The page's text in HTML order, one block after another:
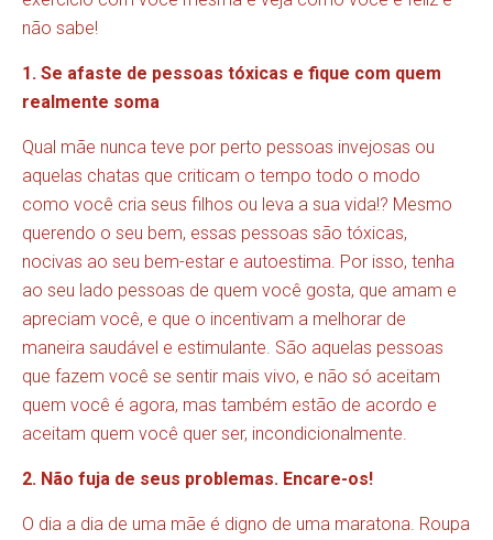
não sabe!
1. Se afaste de pessoas tóxicas e fique com quem
realmente soma
Qual mãe nunca teve por perto pessoas invejosas ou
aquelas chatas que criticam o tempo todo o modo
como você cria seus filhos ou leva a sua vida!? Mesmo
querendo o seu bem, essas pessoas são tóxicas,
nocivas ao seu bem-estar e autoestima. Por isso, tenha
ao seu lado pessoas de quem você gosta, que amam e
apreciam você, e que o incentivam a melhorar de
maneira saudável e estimulante. São aquelas pessoas
que fazem você se sentir mais vivo, e não só aceitam
quem você é agora, mas também estão de acordo e
aceitam quem você quer ser, incondicionalmente.
2. Não fuja de seus problemas. Encare-os!
O dia a dia de uma mãe é digno de uma maratona. Roupa